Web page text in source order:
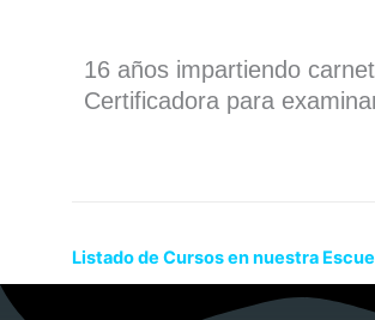
16 años impartiendo
Certificadora para
Listado de Cursos en nuestra